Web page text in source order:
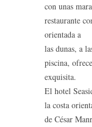
con unas
restaurante
orientada a
las dunas, a
piscina,
exquisita.
El hotel
la costa
de César